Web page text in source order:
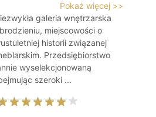
Pokaż więcej >>
galeria wnętrzarska
miejscowości o
historii związanej
Przedsiębiorstwo
wyselekcjonowaną
szeroki ...